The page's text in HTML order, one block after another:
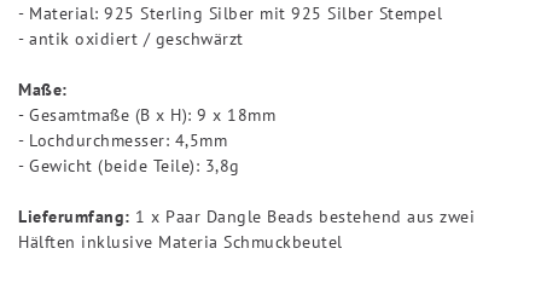
- Material: 925 Sterling Silber mit 925 Silber Stempel
- antik oxidiert / geschwärzt
Maße:
- Gesamtmaße (B x H): 9 x 18mm
- Lochdurchmesser: 4,5mm
- Gewicht (beide Teile): 3,8g
Lieferumfang: 1 x Paar Dangle Beads bestehend aus zwei
Hälften inklusive Materia Schmuckbeutel